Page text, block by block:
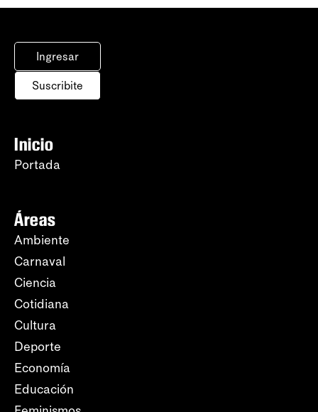
Ingresar
Suscribite
Inicio
Portada
Áreas
Ambiente
Carnaval
Ciencia
Cotidiana
Cultura
Deporte
Economía
Educación